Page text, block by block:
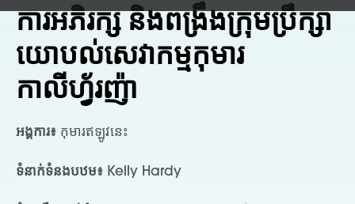
ការអភិរក្ស និងពង្រឹងក្រុមប្រឹក្សា
យោបល់សេវាកម្មកុមារ
កាលីហ្វ័រញ៉ា
អង្គការ៖ កុមារឥឡូវនេះ
ទំនាក់ទំនងបឋម៖ Kelly Hardy